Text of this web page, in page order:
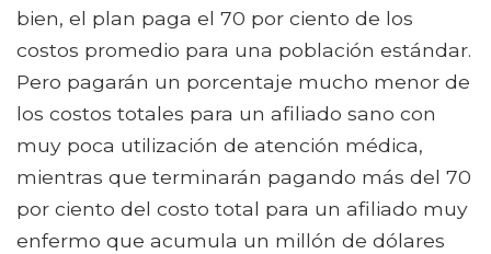
bien, el plan paga el 70 por ciento de los
costos promedio para una población estándar.
Pero pagarán un porcentaje mucho menor de
los costos totales para un afiliado sano con
muy poca utilización de atención médica,
mientras que terminarán pagando más del 70
por ciento del costo total para un afiliado muy
enfermo que acumula un millón de dólares